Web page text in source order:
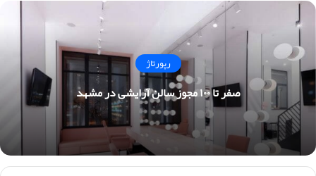
رپورتاژ
صفر تا ۱۰۰ مجوز سالن آرایشی در مشهد